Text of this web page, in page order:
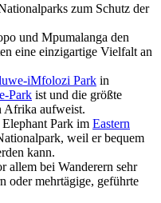
zum Schutz der
und Mpumalanga den
eine einzigartige Vielfalt an
iMfolozi Park in
Park ist und die größte
Afrika aufweist.
Park im Eastern
weil er bequem
kann.
allem bei Wanderern sehr
oder mehrtägige, geführte